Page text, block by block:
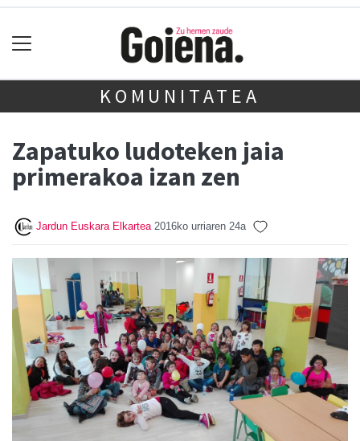
KOMUNITATEA
Zapatuko ludoteken jaia
primerakoa izan zen
Jardun Euskara Elkartea 2016ko urriaren 24a